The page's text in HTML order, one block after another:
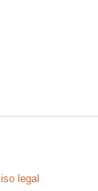
legal